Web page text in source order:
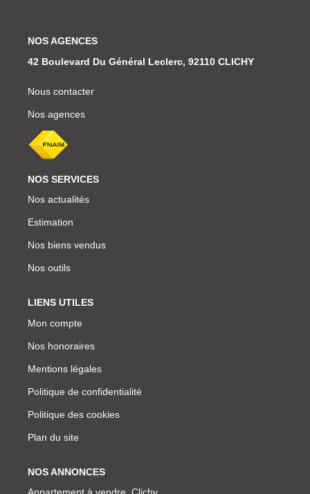
NOS AGENCES
42 Boulevard Du Général Leclerc, 92110 CLICHY
Nous contacter
Nos agences
NOS SERVICES
Nos actualités
Estimation
Nos biens vendus
Nos outils
LIENS UTILES
Mon compte
Nos honoraires
Mentions légales
Politique de confidentialité
Politique des cookies
Plan du site
NOS ANNONCES